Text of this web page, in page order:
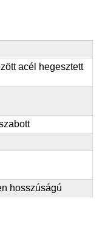
acél hegesztett
hosszúságú